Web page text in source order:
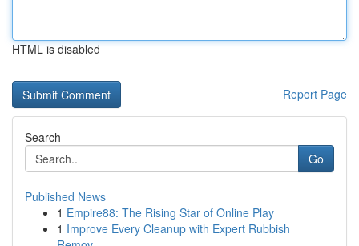
HTML is disabled
Report Page
Search
Go
Published News
1 Empire88: The Rising Star of Online Play
1 Improve Every Cleanup with Expert Rubbish